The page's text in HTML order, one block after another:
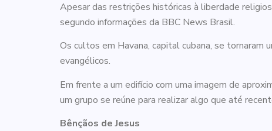
Apesar das restrições históricas à liberdade
segundo informações da BBC News Brasil.
Os cultos em Havana, capital cubana, se tornaram
evangélicos.
Em frente a um edifício com uma imagem de
um grupo se reúne para realizar algo que até
Bênçãos de Jesus